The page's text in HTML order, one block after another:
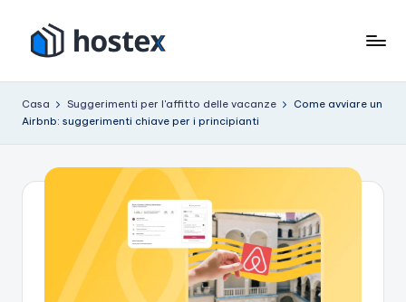
contenuto
s
p
tuo
automatico
Casa Suggerimenti per l'affitto delle vacanze
Come avviare un
Airbnb: suggerimenti chiave per i principianti